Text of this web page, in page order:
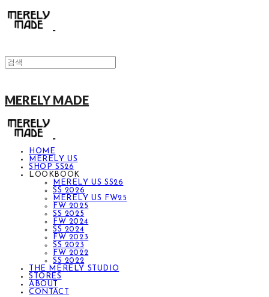
MERELY MADE
HOME
MERELY US
SHOP SS26
LOOKBOOK
MERELY US SS26
SS 2026
MERELY US FW25
FW 2025
SS 2025
FW 2024
SS 2024
FW 2023
SS 2023
FW 2022
SS 2022
THE MERELY STUDIO
STORES
ABOUT
CONTACT